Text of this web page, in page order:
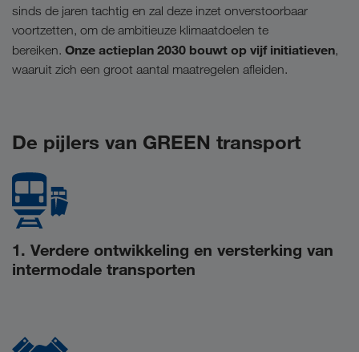
sinds de jaren tachtig en zal deze inzet onverstoorbaar
voortzetten, om de ambitieuze klimaatdoelen te
bereiken. Onze actieplan 2030 bouwt op vijf initiatieven,
waaruit zich een groot aantal maatregelen afleiden.
De pijlers van GREEN transport
1. Verdere ontwikkeling en versterking van
intermodale transporten